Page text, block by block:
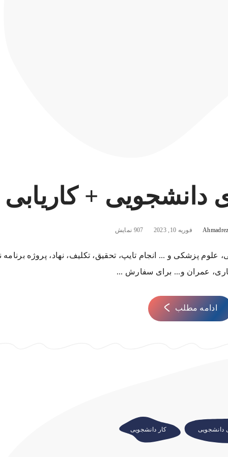
دانشجویی + کاریابی
فوریه 10, 2023 907 نمایش
پزشکی و ... انجام تایپ، تحقیق، تکلیف، نهاد، پروژه برنامه
عمران و... برای سفارش ...
ادامه مطلب
دانشجویی کار دانشجویی